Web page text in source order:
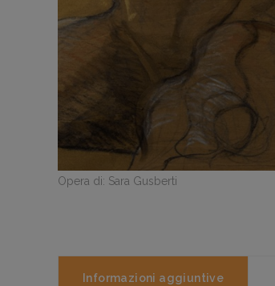
Opera di: Sara Gusberti
Informazioni aggiuntive